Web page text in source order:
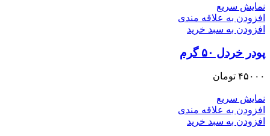
نمایش سریع
افزودن به علاقه مندی
افزودن به سبد خرید
پودر خردل ۵۰ گرم
۴۵۰۰۰ تومان
نمایش سریع
افزودن به علاقه مندی
افزودن به سبد خرید